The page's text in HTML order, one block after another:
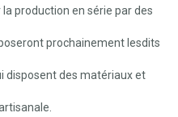
production en série par des
prochainement lesdits
disposent des matériaux et